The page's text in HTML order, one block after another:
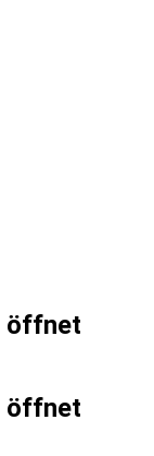
öffnet
öffnet